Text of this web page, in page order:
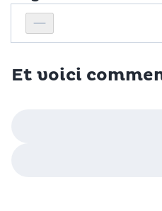
Réduire le nombre de
Personnes
Et voici